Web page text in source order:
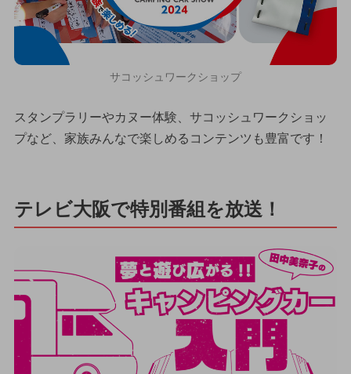
サコッシュワークショップ
スタンプラリーやカヌー体験、サコッシュワークショッ
プなど、家族みんなで楽しめるコンテンツも豊富です！
テレビ大阪で特別番組を放送！